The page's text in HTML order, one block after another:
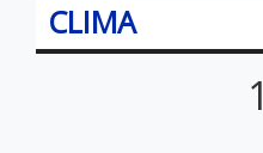
CLIMA